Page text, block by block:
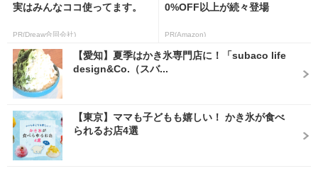
実はみんなココ使ってます。
PR(Dreaw合同会社)
0%OFF以上が続々登場
PR(Amazon)
【愛知】夏季はかき氷専門店に！「subaco life
design&Co.（スバ...
【東京】ママも子どもも嬉しい！ かき氷が食べ
られるお店4選